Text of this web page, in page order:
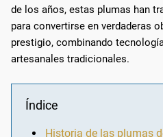
de los años, estas plumas han
para convertirse en verdaderas
prestigio, combinando
artesanales tradicionales.
Índice
Historia de las plumas